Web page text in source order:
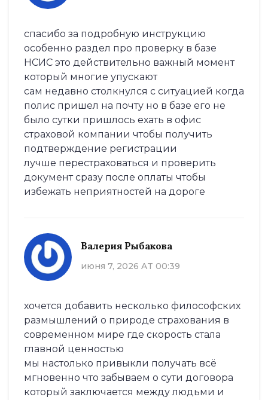
спасибо за подробную инструкцию
особенно раздел про проверку в базе
НСИС это действительно важный момент
который многие упускают
сам недавно столкнулся с ситуацией когда
полис пришел на почту но в базе его не
было сутки пришлось ехать в офис
страховой компании чтобы получить
подтверждение регистрации
лучше перестраховаться и проверить
документ сразу после оплаты чтобы
избежать неприятностей на дороге
Валерия Рыбакова
июня 7, 2026 AT 00:39
хочется добавить несколько философских
размышлений о природе страхования в
современном мире где скорость стала
главной ценностью
мы настолько привыкли получать всё
мгновенно что забываем о сути договора
который заключается между людьми и